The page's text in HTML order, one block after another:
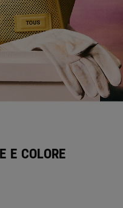
E COLORE